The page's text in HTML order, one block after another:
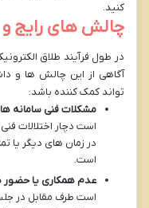
کنید.
چالش های رایج و
در طول فرآیند طلاق
آگاهی از این چالش ها و
تواند کمک کننده باشد:
مشکلات فنی سامانه
است دچار اختلالات
در زمان های دیگر یا
است.
عدم همکاری یا حضور
است طرف مقابل در